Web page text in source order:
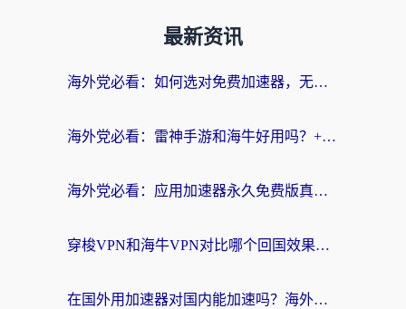
最新资讯
海外党必看：如何选对免费加速器，无缝访问国内资源不踩坑？
海外党必看：雷神手游和海牛好用吗？+3款热门加速器实测对比，附番茄加速器无缝回国指南
海外党必看：应用加速器永久免费版真的存在吗？教你选对回国加速器无缝刷国内资源
穿梭VPN和海牛VPN对比哪个回国效果更好？海外华人亲测3款热门加速器+避坑指南
在国外用加速器对国内能加速吗？海外党亲测有效的无缝访问指南